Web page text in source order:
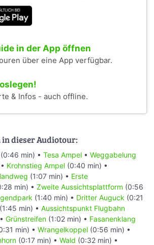
in der App öffnen
über eine App verfügbar.
& Infos - auch offline.
dieser Audiotour:
(0:46 min) • Tesa Ampel • Weggabelung
Krohnstieg Ampel (0:40 min) •
(1:07 min) • Erste
min) • Zweite Aussichtsplattform (0:56
(1:40 min) • Dritter Auguck (0:21
(1:45 min) • Aussichtspunkt Flugbahn
Grünstreifen (1:02 min) • Fasanenklang
min) • Wrangelkoppel (0:56 min) •
(0:17 min) • Wald (0:32 min) •